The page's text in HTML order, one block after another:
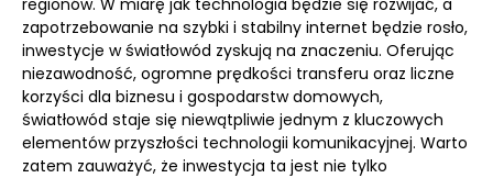
regionów. W miarę jak technologia będzie się rozwijać, a
zapotrzebowanie na szybki i stabilny internet będzie rosło,
inwestycje w światłowód zyskują na znaczeniu. Oferując
niezawodność, ogromne prędkości transferu oraz liczne
korzyści dla biznesu i gospodarstw domowych,
światłowód staje się niewątpliwie jednym z kluczowych
elementów przyszłości technologii komunikacyjnej. Warto
zatem zauważyć, że inwestycja ta jest nie tylko